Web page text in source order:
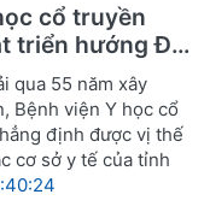
cổ truyền
triển hướng Đa
truyền
qua 55 năm xây
Bệnh viện Y học cổ
định được vị thế
cơ sở y tế của tỉnh